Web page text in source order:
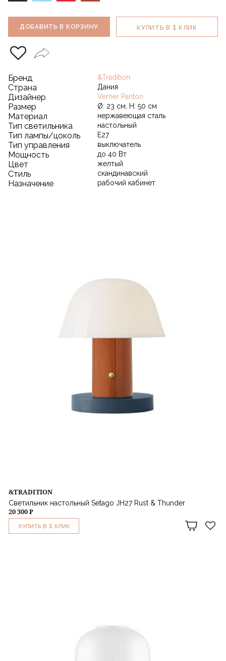
ДОБАВИТЬ В КОРЗИНУ КУПИТЬ В 1 КЛИК
Бренд &Tradition
Страна Дания
Дизайнер Verner Panton
Размер Ø: 23 см, H: 50 см
Материал нержавеющая сталь
Тип светильника настольный
Тип лампы/цоколь E27
Тип управления выключатель
Мощность до 40 Вт
Цвет желтый
Стиль скандинавский
Назначение рабочий кабинет
&TRADITION
Светильник настольный Setago JH27 Rust & Thunder
20 300 ₽
КУПИТЬ В 1 КЛИК